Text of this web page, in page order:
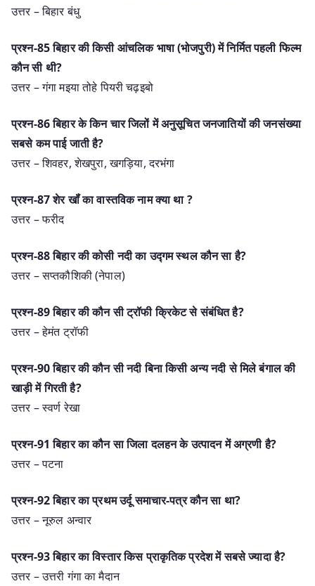
उत्तर – बिहार बंधु
प्रश्न-85 बिहार की किसी आंचलिक भाषा (भोजपुरी) में निर्मित पहली फिल्म
कौन सी थी?
उत्तर – गंगा मइया तोहे पियरी चढ़इबो
प्रश्न-86 बिहार के किन चार जिलों में अनुसूचित जनजातियों की जनसंख्या
सबसे कम पाई जाती है?
उत्तर – शिवहर, शेखपुरा, खगड़िया, दरभंगा
प्रश्न-87 शेर खॉं का वास्तविक नाम क्या था ?
उत्तर – फरीद
प्रश्न-88 बिहार की कोसी नदी का उद्गम स्थल कौन सा है?
उत्तर – सप्तकौशिकी (नेपाल)
प्रश्न-89 बिहार की कौन सी ट्रॉफी क्रिकेट से संबंधित है?
उत्तर – हेमंत ट्रॉफी
प्रश्न-90 बिहार की कौन सी नदी बिना किसी अन्य नदी से मिले बंगाल की
खाड़ी में गिरती है?
उत्तर – स्वर्ण रेखा
प्रश्न-91 बिहार का कौन सा जिला दलहन के उत्पादन में अग्रणी है?
उत्तर – पटना
प्रश्न-92 बिहार का प्रथम उर्दू समाचार-पत्र कौन सा था?
उत्तर – नूरुल अन्वार
प्रश्न-93 बिहार का विस्तार किस प्राकृतिक प्रदेश में सबसे ज्यादा है?
उत्तर – उत्तरी गंगा का मैदान